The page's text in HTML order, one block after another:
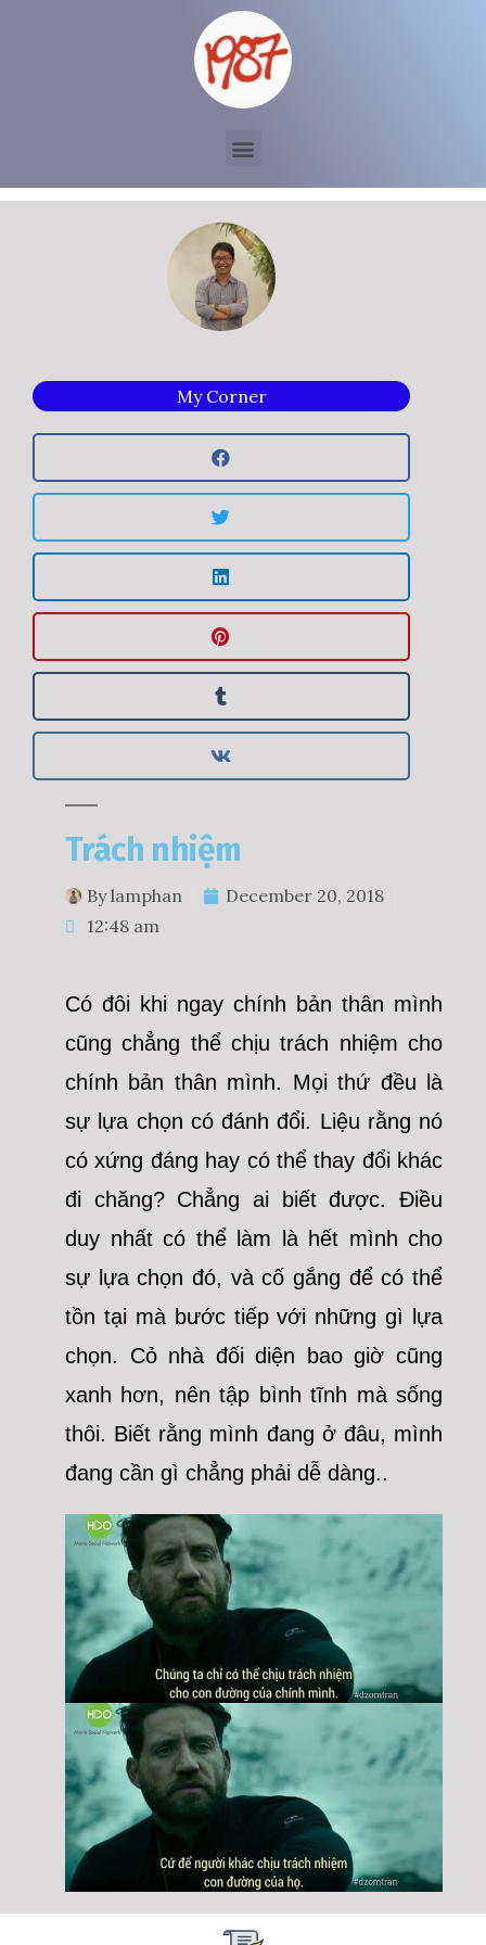
My Corner
Trách nhiệm
Bylamphan
December 20, 2018
12:48 am
Có đôi khi ngay chính bản thân mình
cũng chẳng thể chịu trách nhiệm cho
chính bản thân mình. Mọi thứ đều là
sự lựa chọn có đánh đổi. Liệu rằng nó
có xứng đáng hay có thể thay đổi khác
đi chăng? Chẳng ai biết được. Điều
duy nhất có thể làm là hết mình cho
sự lựa chọn đó, và cố gắng để có thể
tồn tại mà bước tiếp với những gì lựa
chọn. Cỏ nhà đối diện bao giờ cũng
xanh hơn, nên tập bình tĩnh mà sống
thôi. Biết rằng mình đang ở đâu, mình
đang cần gì chẳng phải dễ dàng..